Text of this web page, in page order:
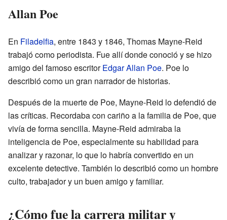
Allan Poe
En Filadelfia, entre 1843 y 1846, Thomas Mayne-Reid
trabajó como periodista. Fue allí donde conoció y se hizo
amigo del famoso escritorEdgar Allan Poe. Poe lo
describió como un gran narrador de historias.
Después de la muerte de Poe, Mayne-Reid lo defendió de
las críticas. Recordaba con cariño a la familia de Poe, que
vivía de forma sencilla. Mayne-Reid admiraba la
inteligencia de Poe, especialmente su habilidad para
analizar y razonar, lo que lo habría convertido en un
excelente detective. También lo describió como un hombre
culto, trabajador y un buen amigo y familiar.
¿Cómo fue la carrera militar y